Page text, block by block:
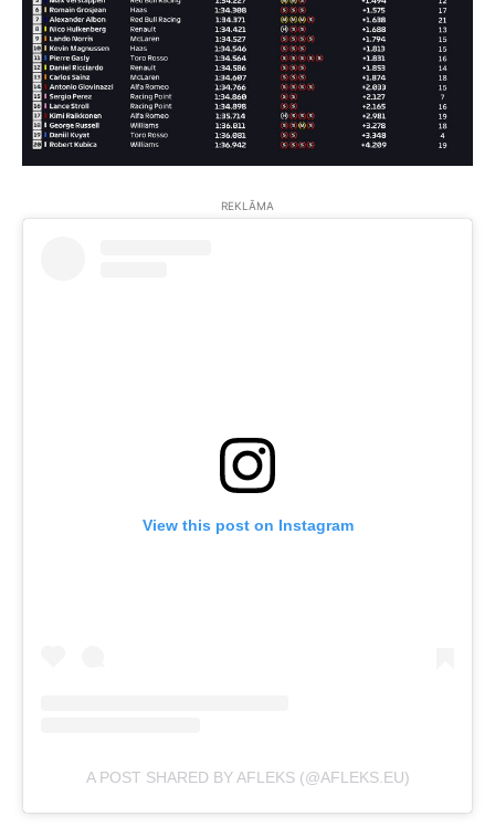
REKLĀMA
View this post on Instagram
A POST SHARED BY AFLEKS (@AFLEKS.EU)